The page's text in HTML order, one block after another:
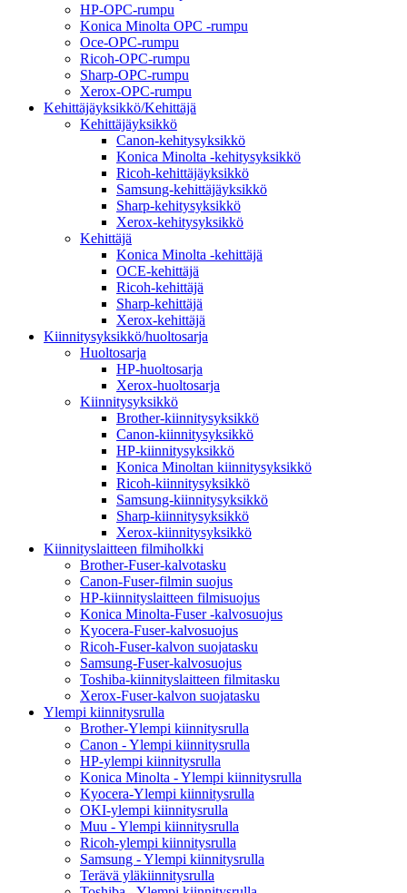
HP-OPC-rumpu
Konica Minolta OPC -rumpu
Oce-OPC-rumpu
Ricoh-OPC-rumpu
Sharp-OPC-rumpu
Xerox-OPC-rumpu
Kehittäjäyksikkö/Kehittäjä
Kehittäjäyksikkö
Canon-kehitysyksikkö
Konica Minolta -kehitysyksikkö
Ricoh-kehittäjäyksikkö
Samsung-kehittäjäyksikkö
Sharp-kehitysyksikkö
Xerox-kehitysyksikkö
Kehittäjä
Konica Minolta -kehittäjä
OCE-kehittäjä
Ricoh-kehittäjä
Sharp-kehittäjä
Xerox-kehittäjä
Kiinnitysyksikkö/huoltosarja
Huoltosarja
HP-huoltosarja
Xerox-huoltosarja
Kiinnitysyksikkö
Brother-kiinnitysyksikkö
Canon-kiinnitysyksikkö
HP-kiinnitysyksikkö
Konica Minoltan kiinnitysyksikkö
Ricoh-kiinnitysyksikkö
Samsung-kiinnitysyksikkö
Sharp-kiinnitysyksikkö
Xerox-kiinnitysyksikkö
Kiinnityslaitteen filmiholkki
Brother-Fuser-kalvotasku
Canon-Fuser-filmin suojus
HP-kiinnityslaitteen filmisuojus
Konica Minolta-Fuser -kalvosuojus
Kyocera-Fuser-kalvosuojus
Ricoh-Fuser-kalvon suojatasku
Samsung-Fuser-kalvosuojus
Toshiba-kiinnityslaitteen filmitasku
Xerox-Fuser-kalvon suojatasku
Ylempi kiinnitysrulla
Brother-Ylempi kiinnitysrulla
Canon - Ylempi kiinnitysrulla
HP-ylempi kiinnitysrulla
Konica Minolta - Ylempi kiinnitysrulla
Kyocera-Ylempi kiinnitysrulla
OKI-ylempi kiinnitysrulla
Muu - Ylempi kiinnitysrulla
Ricoh-ylempi kiinnitysrulla
Samsung - Ylempi kiinnitysrulla
Terävä yläkiinnitysrulla